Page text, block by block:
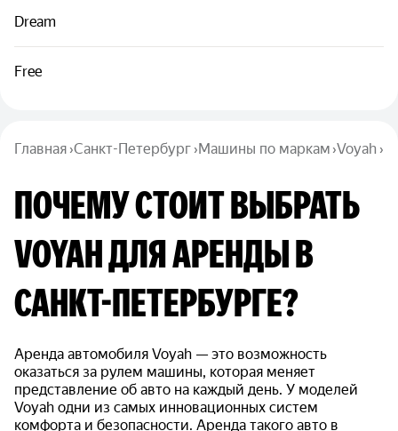
Dream
Free
Главная›Санкт-Петербург›Машины по маркам ›Voyah ›
ПОЧЕМУ СТОИТ ВЫБРАТЬ
VOYAH ДЛЯ АРЕНДЫ В
САНКТ-ПЕТЕРБУРГЕ?
Аренда автомобиля Voyah — это возможность
оказаться за рулем машины, которая меняет
представление об авто на каждый день. У моделей
Voyah одни из самых инновационных систем
комфорта и безопасности. Аренда такого авто в